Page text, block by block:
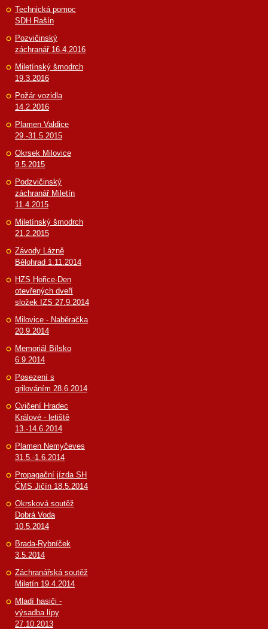
Technická pomoc
SDH Rašín
Pozvičinský
záchranář 16.4.2016
Miletínský šmodrch
19.3.2016
Požár vozidla
14.2.2016
Plamen Valdice
29.-31.5.2015
Okrsek Milovice
9.5.2015
Podzvičinský
záchranář Miletín
11.4.2015
Miletínský šmodrch
21.2.2015
Závody Lázně
Bělohrad 1.11.2014
HZS Hořice-Den
otevřených dveří
složek IZS 27.9.2014
Milovice - Naběračka
20.9.2014
Memoriál Bílsko
6.9.2014
Posezení s
grilováním 28.6.2014
Cvičení Hradec
Králové - letiště
13.-14.6.2014
Plamen Nemyčeves
31.5.-1.6.2014
Propagační jízda SH
ČMS Jičín 18.5.2014
Okrsková soutěž
Dobrá Voda
10.5.2014
Brada-Rybníček
3.5.2014
Záchranářská soutěž
Miletín 19.4.2014
Mladí hasiči -
výsadba lípy
27.10.2013